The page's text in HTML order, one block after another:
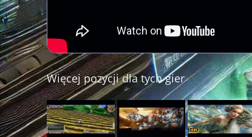
Więcej pozycji dla tych gier